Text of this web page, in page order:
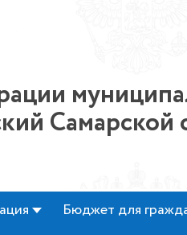
Самарской
Бюджет для